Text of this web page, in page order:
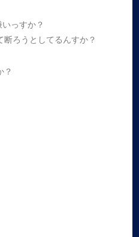
っすか？
ろうとしてるんすか？
？